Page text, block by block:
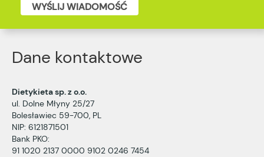
Dane kontaktowe
Dietykieta sp. z o.o.
ul. Dolne Młyny 25/27
Bolesławiec 59-700, PL
NIP: 6121871501
Bank PKO:
91 1020 2137 0000 9102 0246 7454
WYŚLIJ WIADOMOŚĆ